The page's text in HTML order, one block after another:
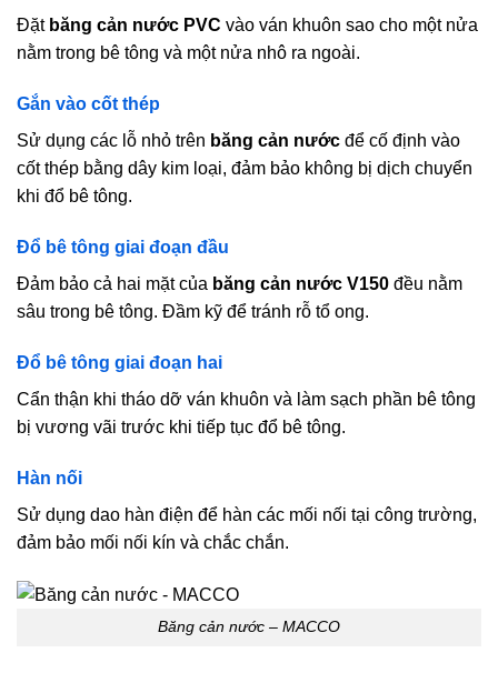
Đặt băng cản nước PVC vào ván khuôn sao cho một nửa
nằm trong bê tông và một nửa nhô ra ngoài.​
Gắn vào cốt thép
Sử dụng các lỗ nhỏ trên băng cản nước để cố định vào
cốt thép bằng dây kim loại, đảm bảo không bị dịch chuyển
khi đổ bê tông.​
Đổ bê tông giai đoạn đầu
Đảm bảo cả hai mặt của băng cản nước V150 đều nằm
sâu trong bê tông. Đầm kỹ để tránh rỗ tổ ong.​
Đổ bê tông giai đoạn hai
Cẩn thận khi tháo dỡ ván khuôn và làm sạch phần bê tông
bị vương vãi trước khi tiếp tục đổ bê tông.​
Hàn nối
Sử dụng dao hàn điện để hàn các mối nối tại công trường,
đảm bảo mối nối kín và chắc chắn.​
Băng cản nước – MACCO